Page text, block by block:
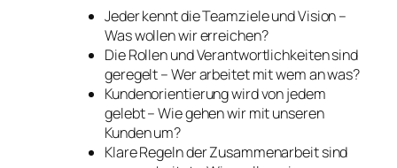
Jeder kennt die Teamziele und Vision –
Was wollen wir erreichen?
Die Rollen und Verantwortlichkeiten sind
geregelt – Wer arbeitet mit wem an was?
Kundenorientierung wird von jedem
gelebt – Wie gehen wir mit unseren
Kunden um?
Klare Regeln der Zusammenarbeit sind